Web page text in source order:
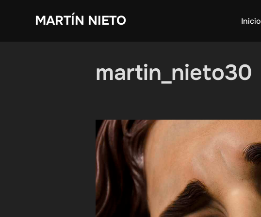
MARTÍN NIETO Inicio
martin_nieto30